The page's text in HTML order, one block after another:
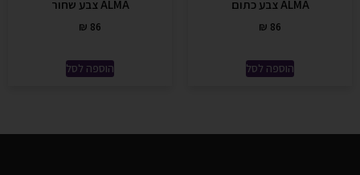
ALMA צבע כתום
₪ 86
הוספה לסל
ALMA צבע שחור
₪ 86
הוספה לסל